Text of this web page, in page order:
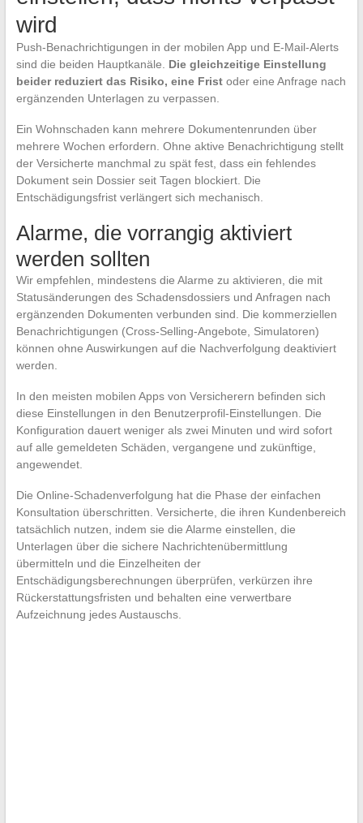
wird
Push-Benachrichtigungen in der mobilen App und E-Mail-Alerts
sind die beiden Hauptkanäle. Die gleichzeitige Einstellung
beider reduziert das Risiko, eine Fristoder eine Anfrage nach
ergänzenden Unterlagen zu verpassen.
Ein Wohnschaden kann mehrere Dokumentenrunden über
mehrere Wochen erfordern. Ohne aktive Benachrichtigung stellt
der Versicherte manchmal zu spät fest, dass ein fehlendes
Dokument sein Dossier seit Tagen blockiert. Die
Entschädigungsfrist verlängert sich mechanisch.
Alarme, die vorrangig aktiviert
werden sollten
Wir empfehlen, mindestens die Alarme zu aktivieren, die mit
Statusänderungen des Schadensdossiers und Anfragen nach
ergänzenden Dokumenten verbunden sind. Die kommerziellen
Benachrichtigungen (Cross-Selling-Angebote, Simulatoren)
können ohne Auswirkungen auf die Nachverfolgung deaktiviert
werden.
In den meisten mobilen Apps von Versicherern befinden sich
diese Einstellungen in den Benutzerprofil-Einstellungen. Die
Konfiguration dauert weniger als zwei Minuten und wird sofort
auf alle gemeldeten Schäden, vergangene und zukünftige,
angewendet.
Die Online-Schadenverfolgung hat die Phase der einfachen
Konsultation überschritten. Versicherte, die ihren Kundenbereich
tatsächlich nutzen, indem sie die Alarme einstellen, die
Unterlagen über die sichere Nachrichtenübermittlung
übermitteln und die Einzelheiten der
Entschädigungsberechnungen überprüfen, verkürzen ihre
Rückerstattungsfristen und behalten eine verwertbare
Aufzeichnung jedes Austauschs.